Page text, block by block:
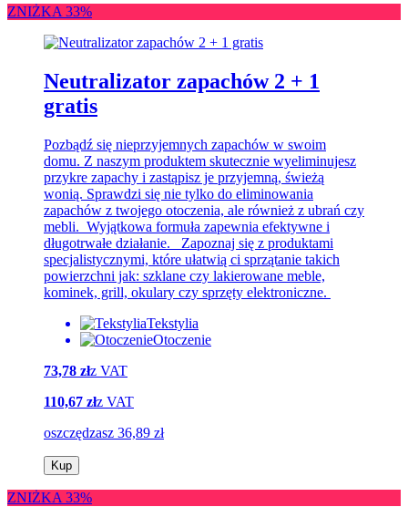
ZNIŻKA 33%
Neutralizator zapachów 2 + 1
gratis
Pozbądź się nieprzyjemnych zapachów w swoim
domu. Z naszym produktem skutecznie wyeliminujesz
przykre zapachy i zastąpisz je przyjemną, świeżą
wonią. Sprawdzi się nie tylko do eliminowania
zapachów z twojego otoczenia, ale również z ubrań czy
mebli. Wyjątkowa formuła zapewnia efektywne i
długotrwałe działanie. Zapoznaj się z produktami
specjalistycznymi, które ułatwią ci sprzątanie takich
powierzchni jak: szklane czy lakierowane meble,
kominek, grill, okulary czy sprzęty elektroniczne.
Tekstylia
Otoczenie
73,78 złz VAT
110,67 złz VAT
oszczędzasz 36,89 zł
Kup
ZNIŻKA 33%